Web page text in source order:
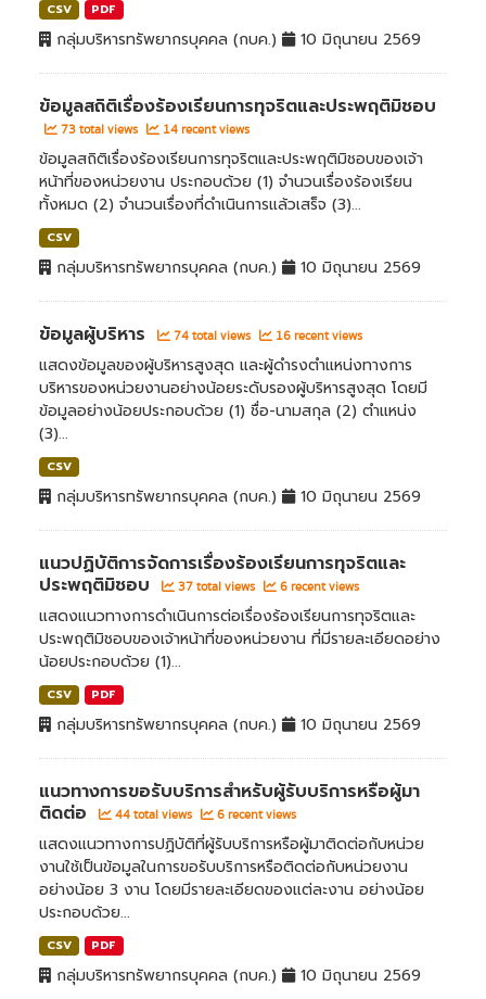
CSV PDF
กลุ่มบริหารทรัพยากรบุคคล (กบค.) 10 มิถุนายน 2569
ข้อมูลสถิติเรื่องร้องเรียนการทุจริตและประพฤติมิชอบ
73 total views 14 recent views
ข้อมูลสถิติเรื่องร้องเรียนการทุจริตและประพฤติมิชอบของเจ้า
หน้าที่ของหน่วยงาน ประกอบด้วย (1) จำนวนเรื่องร้องเรียน
ทั้งหมด (2) จำนวนเรื่องที่ดำเนินการแล้วเสร็จ (3)...
CSV
กลุ่มบริหารทรัพยากรบุคคล (กบค.) 10 มิถุนายน 2569
ข้อมูลผู้บริหาร 74 total views 16 recent views
แสดงข้อมูลของผู้บริหารสูงสุด และผู้ดำรงตำแหน่งทางการ
บริหารของหน่วยงานอย่างน้อยระดับรองผู้บริหารสูงสุด โดยมี
ข้อมูลอย่างน้อยประกอบด้วย (1) ชื่อ-นามสกุล (2) ตำแหน่ง
(3)...
CSV
กลุ่มบริหารทรัพยากรบุคคล (กบค.) 10 มิถุนายน 2569
แนวปฏิบัติการจัดการเรื่องร้องเรียนการทุจริตและ
ประพฤติมิชอบ
37 total views 6 recent views
แสดงแนวทางการดำเนินการต่อเรื่องร้องเรียนการทุจริตและ
ประพฤติมิชอบของเจ้าหน้าที่ของหน่วยงาน ที่มีรายละเอียดอย่าง
น้อยประกอบด้วย (1)...
CSV PDF
กลุ่มบริหารทรัพยากรบุคคล (กบค.) 10 มิถุนายน 2569
แนวทางการขอรับบริการสำหรับผู้รับบริการหรือผู้มา
ติดต่อ
44 total views 6 recent views
แสดงแนวทางการปฏิบัติที่ผู้รับบริการหรือผู้มาติดต่อกับหน่วย
งานใช้เป็นข้อมูลในการขอรับบริการหรือติดต่อกับหน่วยงาน
อย่างน้อย 3 งาน โดยมีรายละเอียดของแต่ละงาน อย่างน้อย
ประกอบด้วย...
CSV PDF
กลุ่มบริหารทรัพยากรบุคคล (กบค.) 10 มิถุนายน 2569